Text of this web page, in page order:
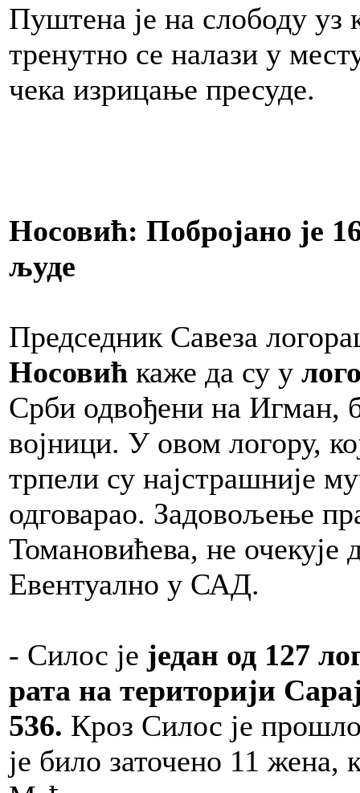
Пуштена је на слободу уз
тренутно се налази у
чека изрицање пресуде.
Носовић: Побројано је
људе
Председник Савеза
Носовић каже да су у
Срби одвођени на Игман,
војници. У овом логору,
трпели су најстрашније
одговарао. Задовољење
Томановићева, не
Евентуално у САД.
- Силос је један од 127
рата на територији
536. Кроз Силос је
је било заточено 11 жена,